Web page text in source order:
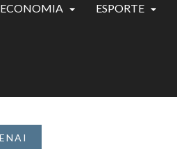
ECONOMIA ESPORTE